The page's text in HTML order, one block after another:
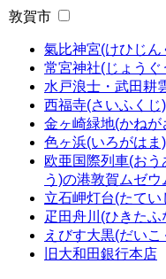
敦賀市
氣比神宮(けひじん
常宮神社(じょうぐ
水戸浪士・武田耕
西福寺(さいふくじ)
金ヶ崎緑地(かねが
色ヶ浜(いろがはま)
欧亜国際列車(お
う)の港敦賀ムゼウ
立石岬灯台(たて
疋田舟川(ひきたふ
えびす大黒(だいこ
旧大和田銀行本店